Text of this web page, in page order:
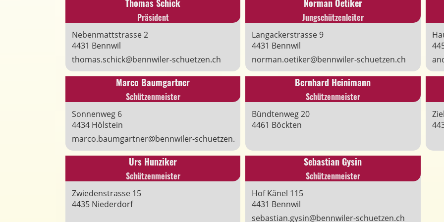
Thomas Schick
Präsident
Nebenmattstrasse 2
4431 Bennwil
thomas.schick@bennwiler-schuetzen.ch
Norman Oetiker
Jungschützenleiter
Langackerstrasse 9
4431 Bennwil
norman.oetiker@bennwiler-schuetzen.ch
Marco Baumgartner
Schützenmeister
Sonnenweg 6
4434 Hölstein
marco.baumgartner@bennwiler-schuetzen.ch
Bernhard Heinimann
Schützenmeister
Bündtenweg 20
4461 Böckten
Urs Hunziker
Schützenmeister
Zwiedenstrasse 15
4435 Niederdorf
Sebastian Gysin
Schützenmeister
Hof Känel 115
4431 Bennwil
sebastian.gysin@bennwiler-schuetzen.ch